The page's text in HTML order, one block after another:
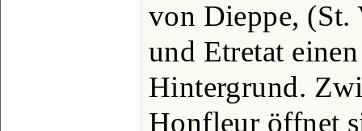
von Dieppe, (St.
und Etretat
Hintergrund.
Honfleur öffnet